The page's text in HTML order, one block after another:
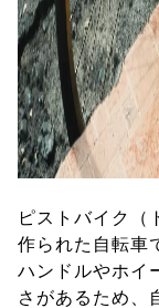
ピストバイク（
作られた自転車
ハンドルやホイ
さがあるため、